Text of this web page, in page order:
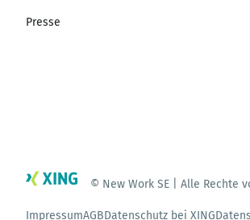
Presse
© New Work SE | Alle Rechte
ImpressumAGBDatenschutz bei XING